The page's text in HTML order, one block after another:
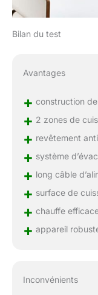
Bilan du test
Avantages
+ construction
+ 2 zones de
+ revêtement
+ système
+ long câble
+ surface de
+ chauffe
+ appareil
Inconvénients